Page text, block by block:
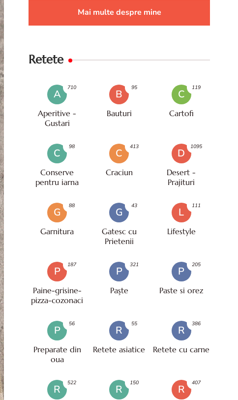
Mai multe despre mine
Retete
A
Aperitive -
Gustari
710
B
Bauturi
95
C
Cartofi
119
C
Conserve
pentru iarna
98
C
Craciun
413
D
Desert -
Prajituri
1095
G
Garnitura
88
G
Gatesc cu
Prietenii
43
L
Lifestyle
111
P
Paine-grisine-
pizza-cozonaci
187
P
Paşte
321
P
Paste si orez
205
P
Preparate din
oua
56
R
Retete asiatice
55
R
Retete cu carne
386
R
522
R
150
R
407